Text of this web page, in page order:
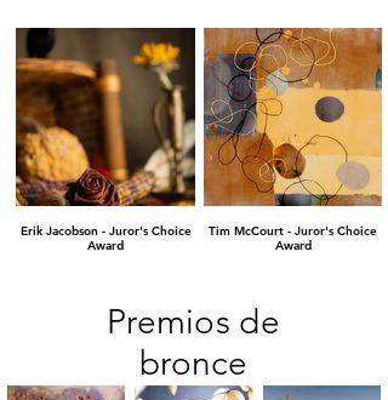
Erik Jacobson - Juror's Choice
Award
Tim McCourt - Juror's Choice
Award
Premios de
bronce